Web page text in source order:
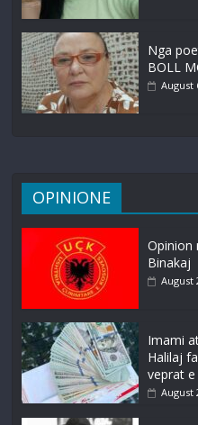
Nga
BOLL
August
OPINIONE
Opinion
Binakaj
August
Imami
Halilaj
veprat
August